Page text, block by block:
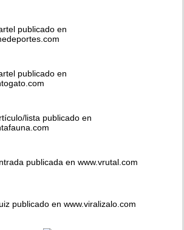
publicado en
publicado en
lista publicado en
publicada en www.vrutal.com
publicado en www.viralizalo.com